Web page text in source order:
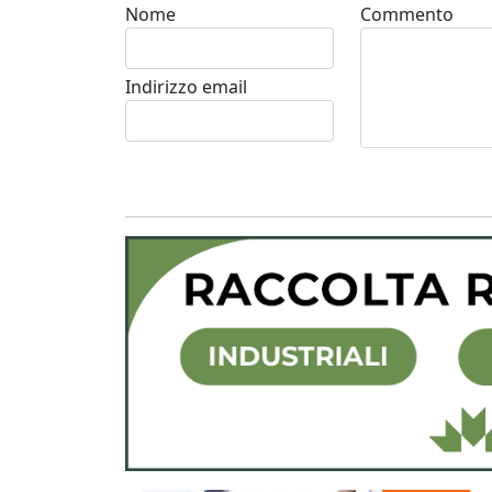
Nome
Indirizzo email
Commento